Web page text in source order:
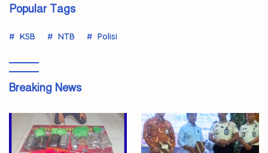
Popular Tags
KSB NTB Polisi
Breaking News